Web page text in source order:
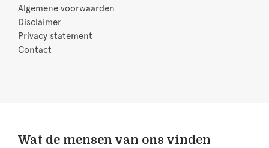
Algemene voorwaarden
Disclaimer
Privacy statement
Contact
Wat de mensen van ons vinden